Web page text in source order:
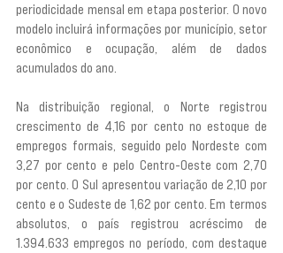
periodicidade mensal em etapa posterior. O novo
modelo incluirá informações por município, setor
econômico e ocupação, além de dados
acumulados do ano.
Na distribuição regional, o Norte registrou
crescimento de 4,16 por cento no estoque de
empregos formais, seguido pelo Nordeste com
3,27 por cento e pelo Centro-Oeste com 2,70
por cento. O Sul apresentou variação de 2,10 por
cento e o Sudeste de 1,62 por cento. Em termos
absolutos, o país registrou acréscimo de
1.394.633 empregos no período, com destaque